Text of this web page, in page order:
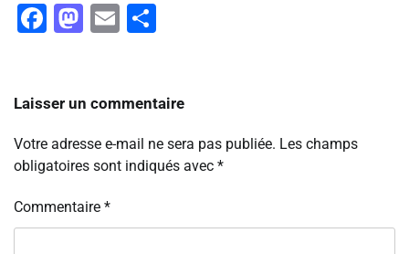
Facebook
Mastodon
Email
Laisser un commentaire
Votre adresse e-mail ne sera pas publiée. Les champs
obligatoires sont indiqués avec *
Commentaire *